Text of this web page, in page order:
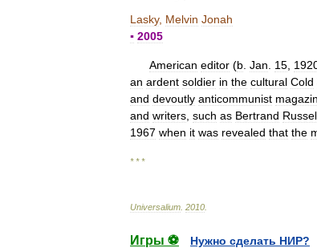
Lasky, Melvin Jonah
▪ 2005
American editor (b Jan 15
an ardent soldier in the cultural Cold
and devoutly anticommunist
and writers such as Bertrand
1967 when it was revealed that the
* * *
Universalium 2010
Игры ⚽
Нужно сделать НИР?